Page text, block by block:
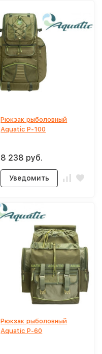
Рюкзак рыболовный
Aquatic Р-100
8 238 руб.
Уведомить
Рюкзак рыболовный
Aquatic Р-60